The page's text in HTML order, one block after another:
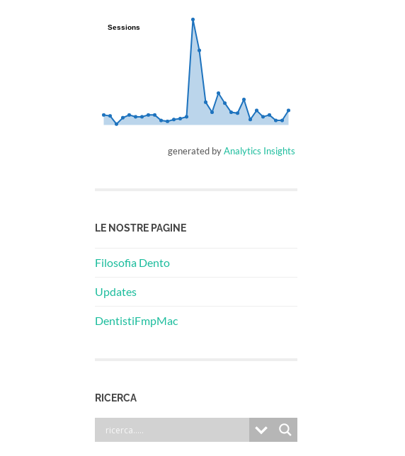
Sessions
Sessions
generated byAnalytics Insights
LE NOSTRE PAGINE
Filosofia Dento
Updates
DentistiFmpMac
RICERCA